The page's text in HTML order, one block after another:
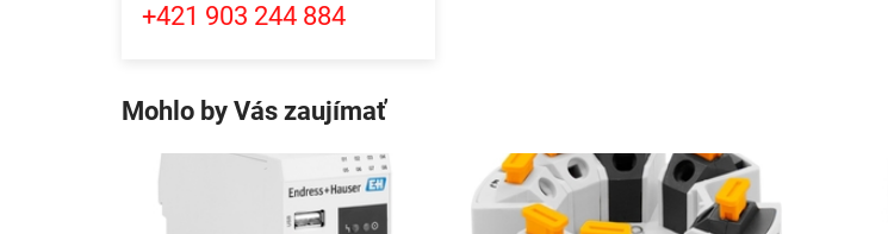
+421 903 244 884
Mohlo by Vás zaujímať